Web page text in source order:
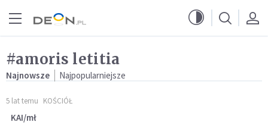
#amoris letitia
Najnowsze Najpopularniejsze
5 lat temu KOŚCIÓŁ
KAI/mł